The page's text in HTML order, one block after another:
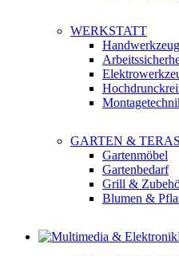
WERKSTATT
GARTEN &
Gartenmöbel
Gartenbedarf
Grill &
Blumen &